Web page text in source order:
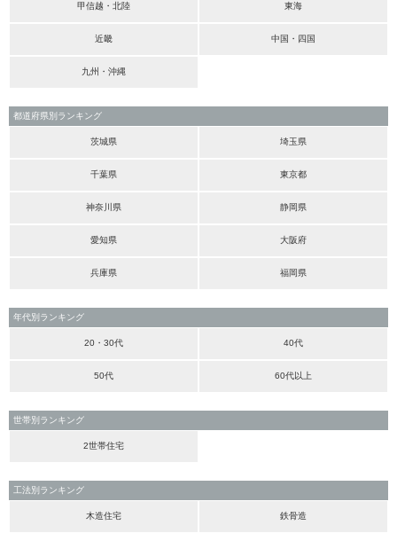
甲信越・北陸 東海
近畿 中国・四国
九州・沖縄
都道府県別ランキング
茨城県 埼玉県
千葉県 東京都
神奈川県 静岡県
愛知県 大阪府
兵庫県 福岡県
年代別ランキング
20・30代 40代
50代 60代以上
世帯別ランキング
2世帯住宅
工法別ランキング
木造住宅 鉄骨造